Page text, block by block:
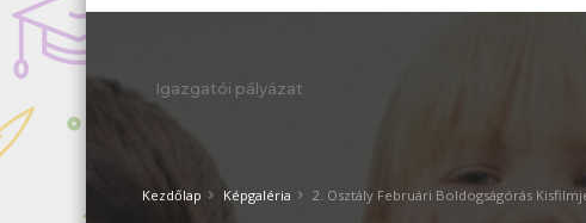
Igazgatói pályázat
Kezdőlap Képgaléria 2. Osztály Februári Boldogságórás